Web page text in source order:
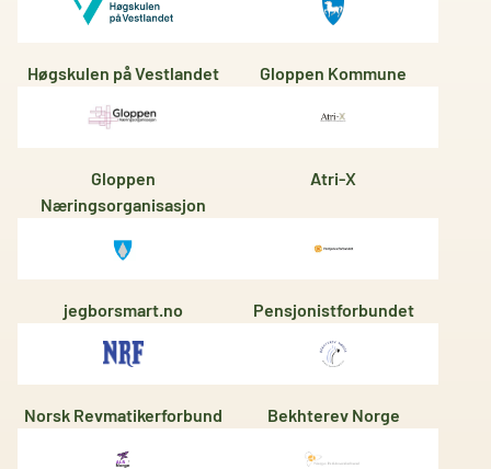
Høgskulen på Vestlandet Gloppen Kommune
Gloppen
Næringsorganisasjon
Atri-X
jegborsmart.no Pensjonistforbundet
Norsk Revmatikerforbund Bekhterev Norge